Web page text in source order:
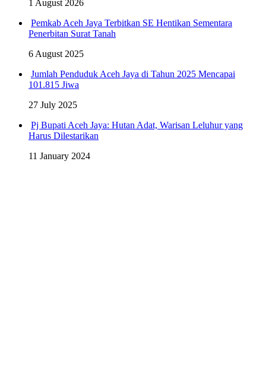
1 August 2026
Pemkab Aceh Jaya Terbitkan SE Hentikan Sementara
Penerbitan Surat Tanah
6 August 2025
Jumlah Penduduk Aceh Jaya di Tahun 2025 Mencapai
101.815 Jiwa
27 July 2025
Pj Bupati Aceh Jaya: Hutan Adat, Warisan Leluhur yang
Harus Dilestarikan
11 January 2024